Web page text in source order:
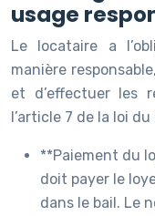
usage
Le locataire a
manière
et d’effectuer les
l’article 7 de la loi
**Paiement du
doit payer le
dans le bail. Le